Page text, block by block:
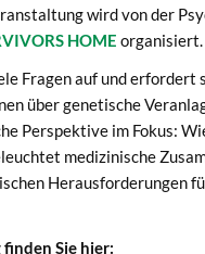
wird von der
HOME organisiert.
Fragen auf und erfordert
über genetische
Perspektive im Fokus:
medizinische
Herausforderungen
Sie hier: